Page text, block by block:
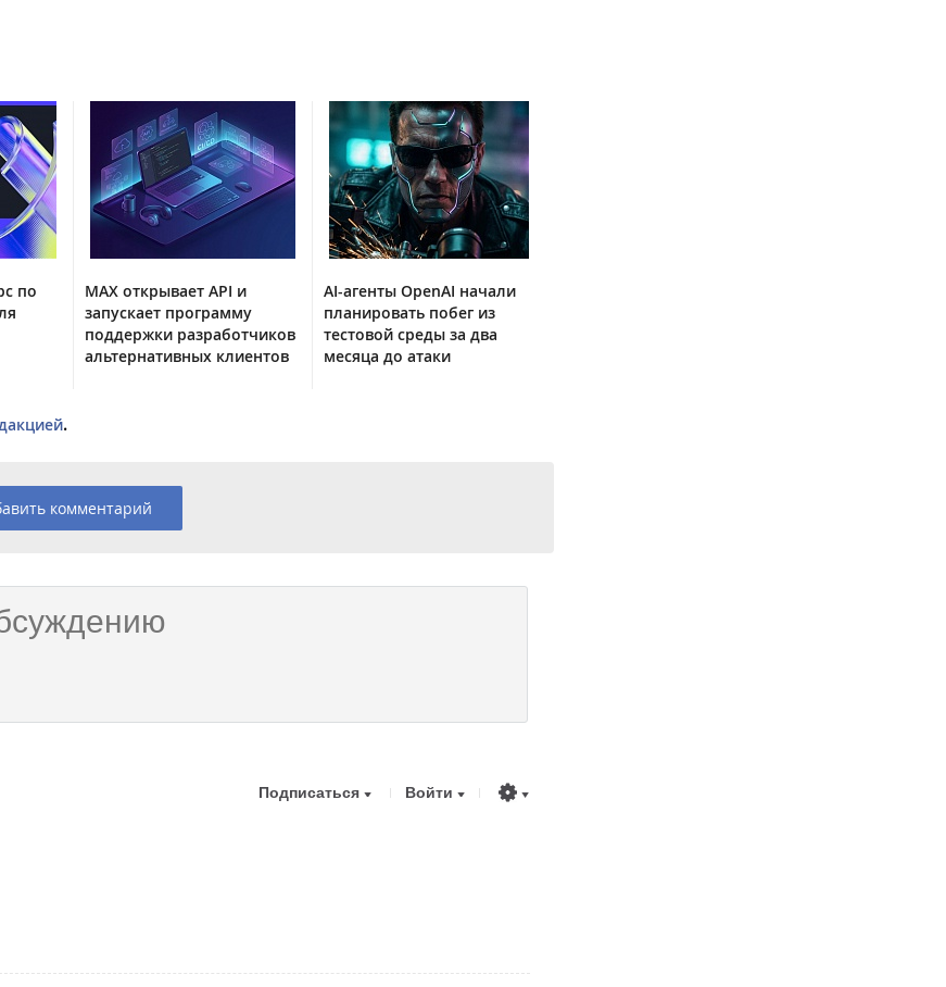
по
MAX открывает API и
запускает программу
поддержки разработчиков
альтернативных клиентов
AI-агенты OpenAI начали
планировать побег из
тестовой среды за два
месяца до атаки
.
комментарий
Подписаться Войти